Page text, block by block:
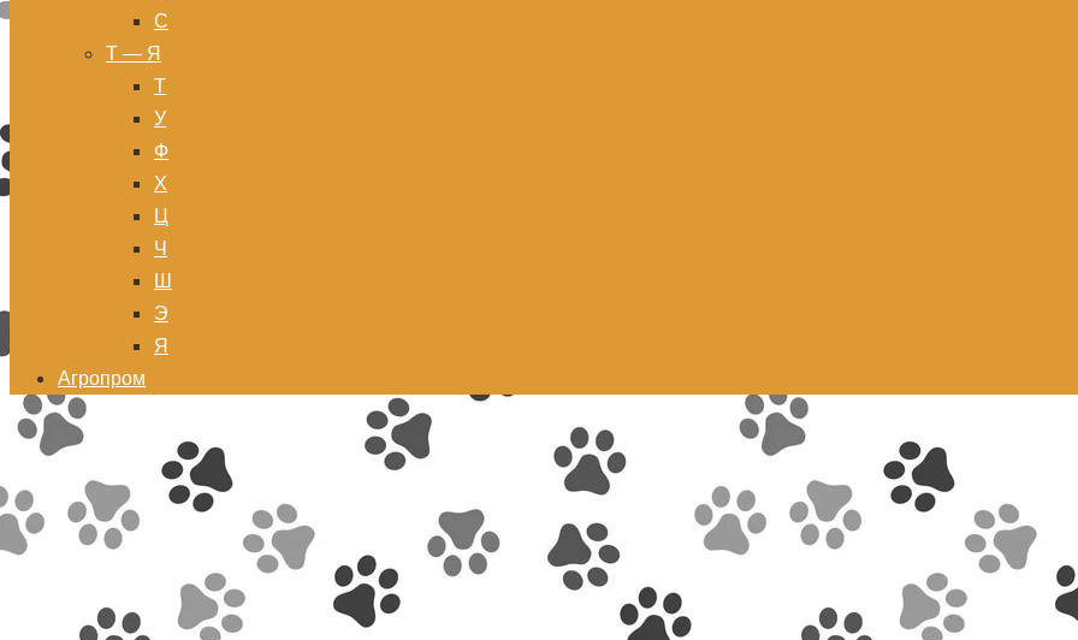
С
Т — Я
Т
У
Ф
Х
Ц
Ч
Ш
Э
Я
Агропром